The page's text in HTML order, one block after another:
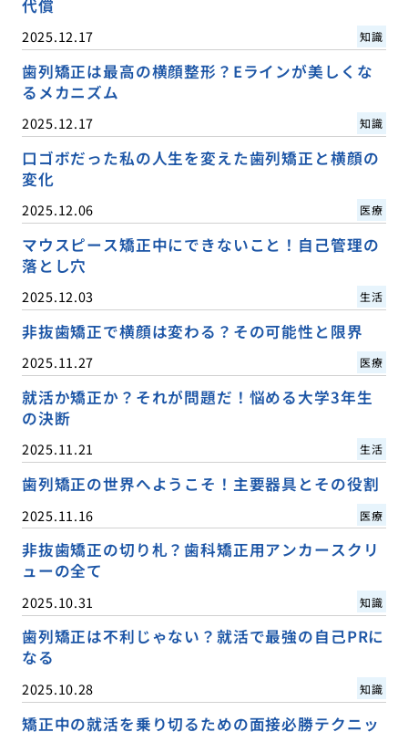
代償
2025.12.17 知識
歯列矯正は最高の横顔整形？Eラインが美しくな
るメカニズム
2025.12.17 知識
口ゴボだった私の人生を変えた歯列矯正と横顔の
変化
2025.12.06 医療
マウスピース矯正中にできないこと！自己管理の
落とし穴
2025.12.03 生活
非抜歯矯正で横顔は変わる？その可能性と限界
2025.11.27 医療
就活か矯正か？それが問題だ！悩める大学3年生
の決断
2025.11.21 生活
歯列矯正の世界へようこそ！主要器具とその役割
2025.11.16 医療
非抜歯矯正の切り札？歯科矯正用アンカースクリ
ューの全て
2025.10.31 知識
歯列矯正は不利じゃない？就活で最強の自己PRに
なる
2025.10.28 知識
矯正中の就活を乗り切るための面接必勝テクニッ